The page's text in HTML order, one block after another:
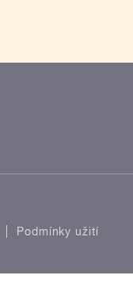
Podmínky užití